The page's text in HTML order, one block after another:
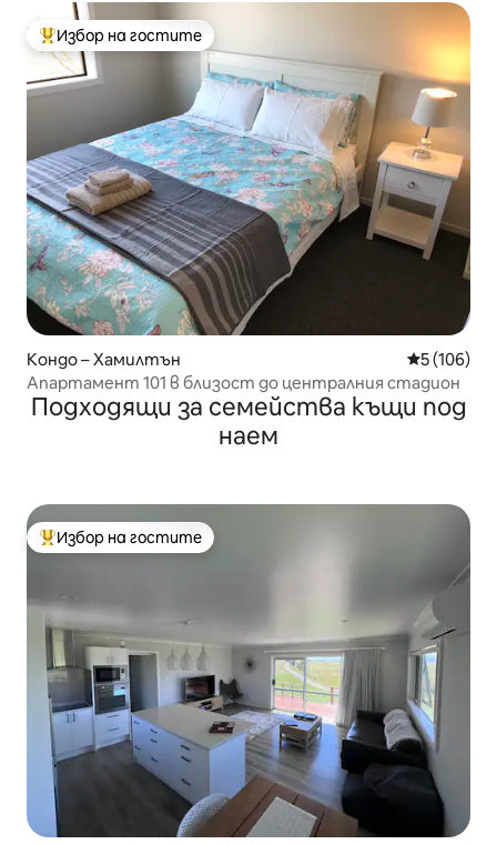
Най-популярен избор на гостите
Избор на гостите
Кондо – Хамилтън Средна
5 (106)
Апартамент 101 в близост до централния стадион
Подходящи за семейства къщи под
наем
Най-популярен избор на гостите
Избор на гостите